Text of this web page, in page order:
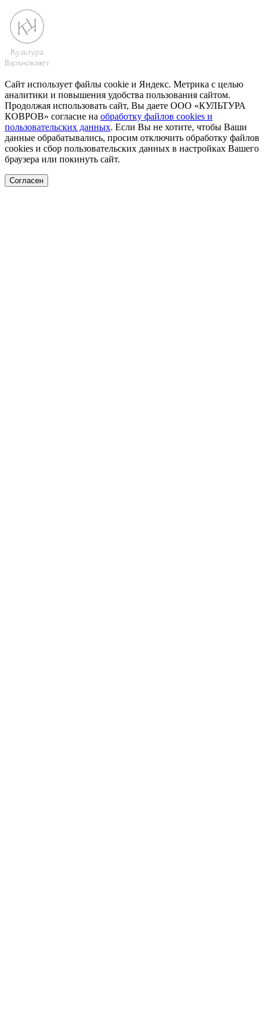
Сайт использует файлы cookie и Яндекс. Метрика с целью
аналитики и повышения удобства пользования сайтом.
Продолжая использовать сайт, Вы даете ООО «КУЛЬТУРА
КОВРОВ» согласие на обработку файлов cookies и
пользовательских данных. Если Вы не хотите, чтобы Ваши
данные обрабатывались, просим отключить обработку файлов
cookies и сбор пользовательских данных в настройках Вашего
браузера или покинуть сайт.
Согласен